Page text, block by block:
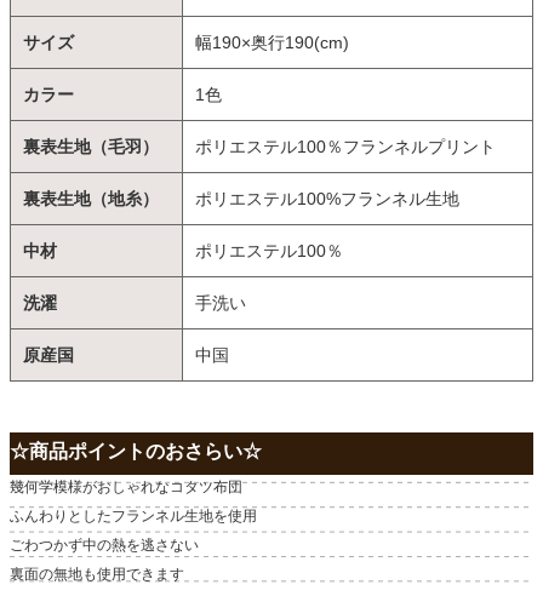
サイズ 幅190×奥行190(cm)
カラー 1色
裏表生地（毛羽） ポリエステル100％フランネルプリント
裏表生地（地糸） ポリエステル100%フランネル生地
中材 ポリエステル100％
洗濯 手洗い
原産国 中国
☆商品ポイントのおさらい☆
幾何学模様がおしゃれなコタツ布団
ふんわりとしたフランネル生地を使用
ごわつかず中の熱を逃さない
裏面の無地も使用できます